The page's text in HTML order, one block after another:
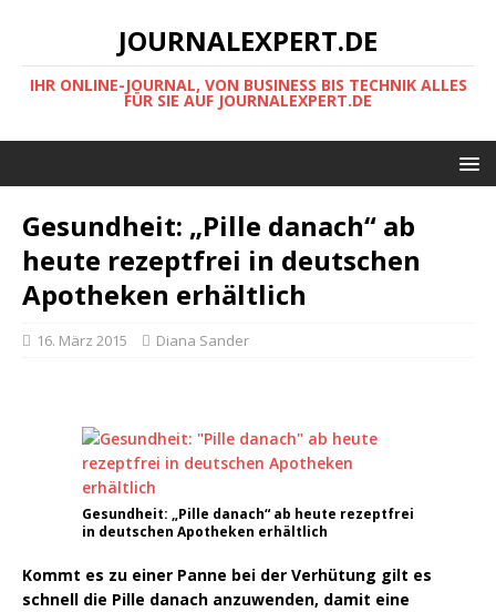
JOURNALEXPERT.DE
IHR ONLINE-JOURNAL, VON BUSINESS BIS TECHNIK ALLES
FÜR SIE AUF JOURNALEXPERT.DE
Gesundheit: „Pille danach“ ab
heute rezeptfrei in deutschen
Apotheken erhältlich
16. März 2015 Diana Sander
Gesundheit: „Pille danach“ ab heute rezeptfrei
in deutschen Apotheken erhältlich
Kommt es zu einer Panne bei der Verhütung gilt es
schnell die Pille danach anzuwenden, damit eine